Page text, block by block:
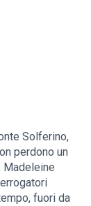
Solferino,
perdono un
Madeleine
fuori da